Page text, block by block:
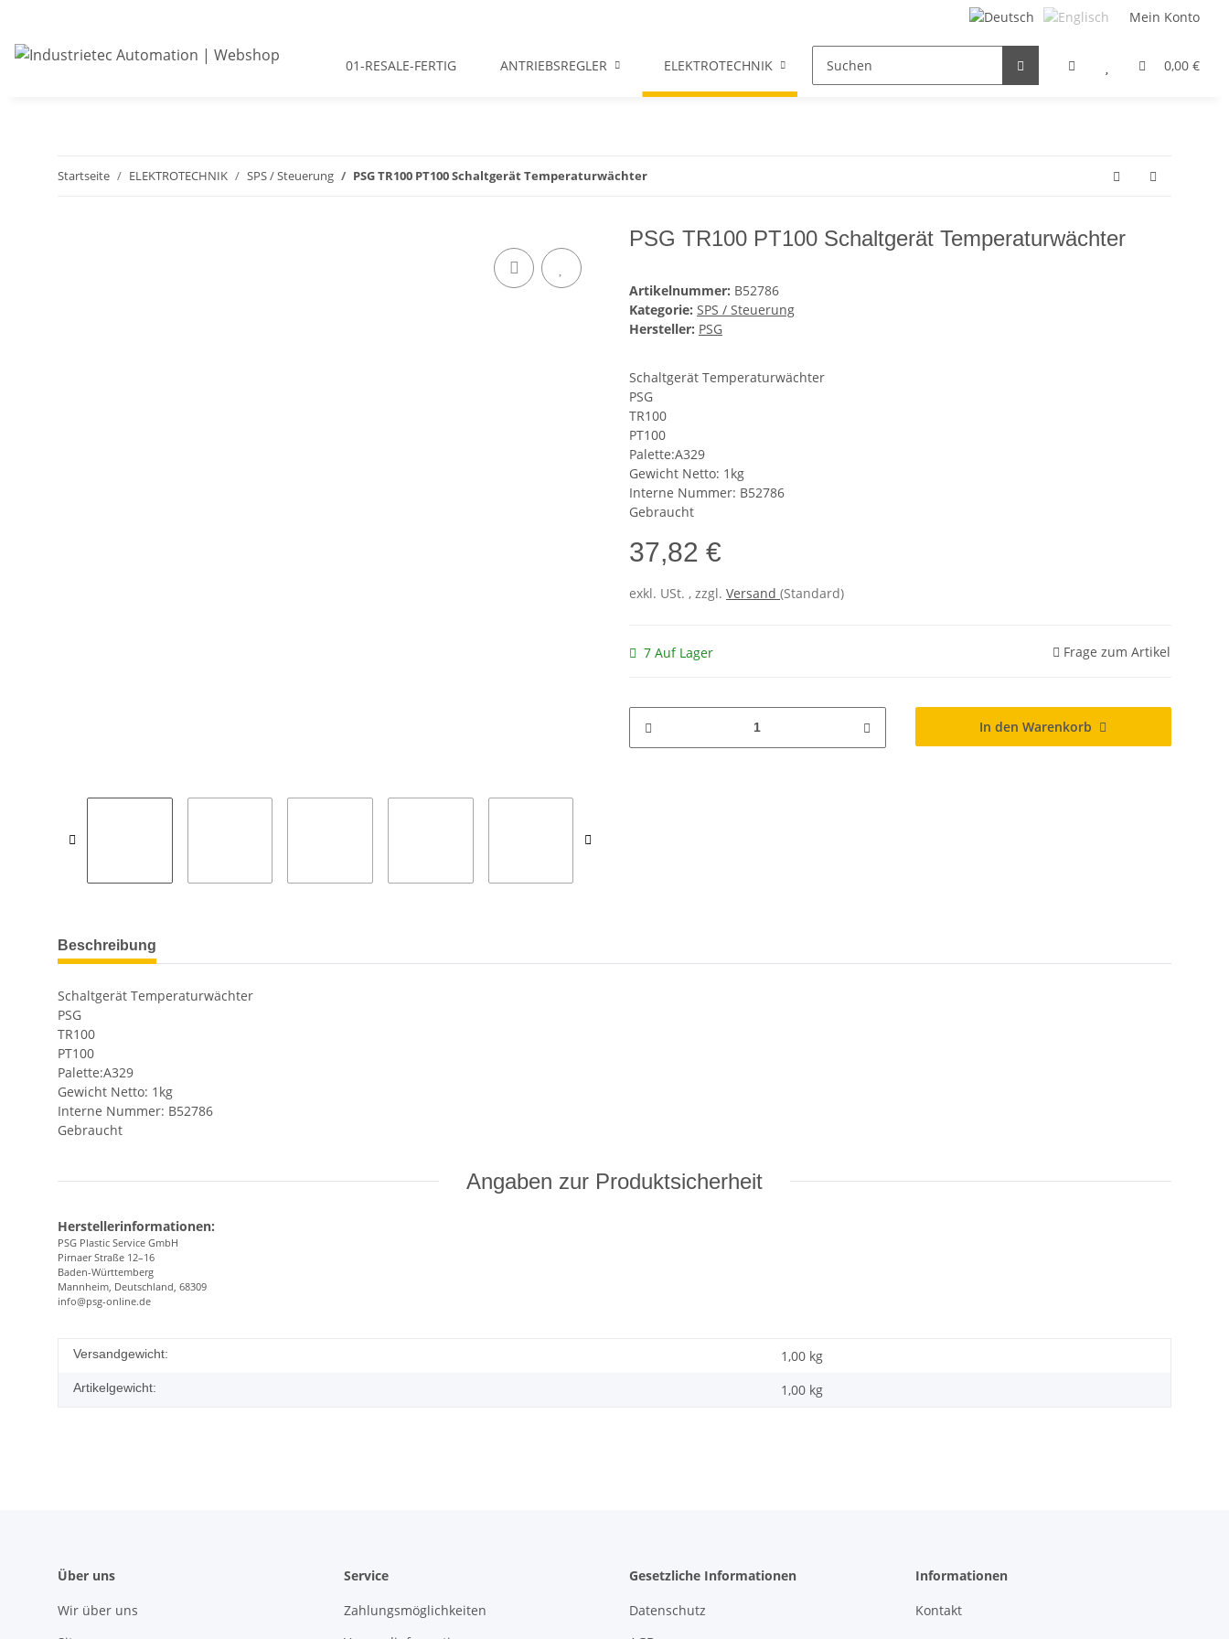
Mein Konto
0,00 €
01-RESALE-FERTIG ANTRIEBSREGLER ELEKTROTECHNIK FILTER / DROSSEL GETRIEBEMOTOREN HYDRAULIK
Startseite ELEKTROTECHNIK SPS / Steuerung PSG TR100 PT100 Schaltgerät Temperaturwächter
PSG TR100 PT100 Schaltgerät Temperaturwächter
Artikelnummer: B52786
Kategorie: SPS / Steuerung
Hersteller: PSG
Schaltgerät Temperaturwächter
PSG
TR100
PT100
Palette:A329
Gewicht Netto: 1kg
Interne Nummer: B52786
Gebraucht
37,82 €
exkl. USt. , zzgl. Versand (Standard)
7 Auf Lager Frage zum Artikel
In den Warenkorb
Beschreibung
Schaltgerät Temperaturwächter
PSG
TR100
PT100
Palette:A329
Gewicht Netto: 1kg
Interne Nummer: B52786
Gebraucht
Angaben zur Produktsicherheit
Herstellerinformationen:
PSG Plastic Service GmbH
Pirnaer Straße 12–16
Baden-Württemberg
Mannheim, Deutschland, 68309
info@psg-online.de
Versandgewicht: 1,00 kg
Artikelgewicht: 1,00 kg
Über uns
Wir über uns
Service
Zahlungsmöglichkeiten
Gesetzliche Informationen
Datenschutz
Informationen
Kontakt